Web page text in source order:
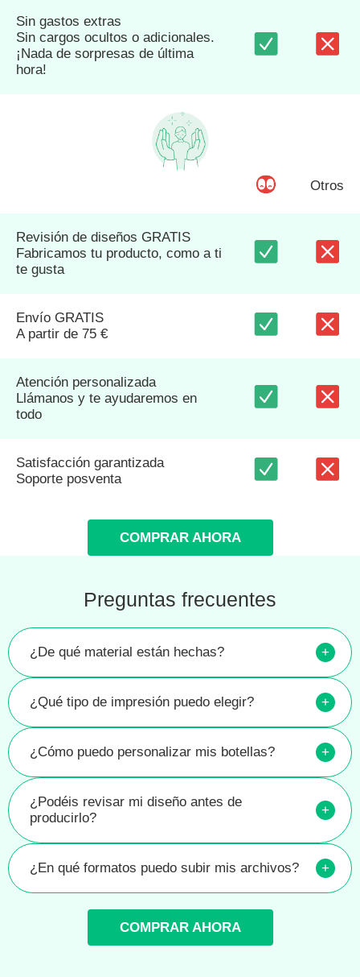
Sin gastos extras
Sin cargos ocultos o adicionales.
¡Nada de sorpresas de última
hora!
Otros
Revisión de diseños GRATIS
Fabricamos tu producto, como a ti
te gusta
Envío GRATIS
A partir de 75 €
Atención personalizada
Llámanos y te ayudaremos en
todo
Satisfacción garantizada
Soporte posventa
COMPRAR AHORA
Preguntas frecuentes
¿De qué material están hechas? +
¿Qué tipo de impresión puedo elegir? +
¿Cómo puedo personalizar mis botellas? +
¿Podéis revisar mi diseño antes de
producirlo?
+
¿En qué formatos puedo subir mis archivos? +
COMPRAR AHORA